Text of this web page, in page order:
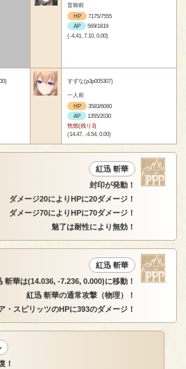
盲御前
HP
7175/7555
AP
569/1819
(-4.41, 7.10, 0.00)
すずな(p3p005307)
一人前
HP
3583/6060
AP
1355/2030
恍惚(残り3)
(14.47, -4.54, 0.00)
紅迅 斬華
封印が発動！
ダメージ20によりHPに20ダメージ！
ダメージ70によりHPに70ダメージ！
魅了は耐性により無効！
紅迅 斬華
斬華は(14.036, -7.236, 0.000)に移動！
紅迅 斬華の通常攻撃（物理）！
・スピリッツのHPに393のダメージ！
！